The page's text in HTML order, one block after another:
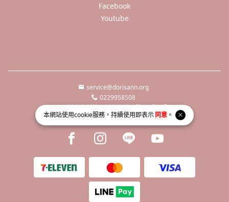
本網站使用cookie服務，持續使用即表示同意 。
Facebook
Youtube
service@dorisann.org
0229958508
新北市新莊區新北大道二段217號8樓
統一編號 66450532
Facebook page
Instagram page
Line pageYoutube page